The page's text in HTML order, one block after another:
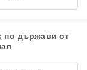
по държави от